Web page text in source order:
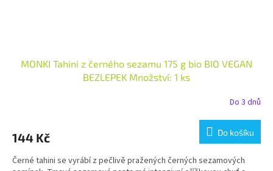
MONKI Tahini z černého sezamu 175 g bio BIO VEGAN
BEZLEPEK Množství: 1 ks
Do 3 dnů
144 Kč Do košíku
Černé tahini se vyrábí z pečlivě pražených černých sezamových